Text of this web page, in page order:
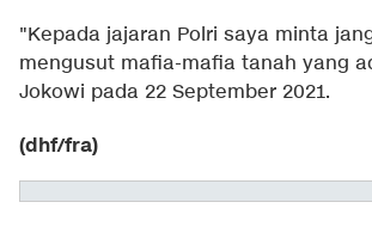
"Kepada jajaran Polri saya minta
mengusut mafia-mafia tanah yang
Jokowi pada 22 September 2021.
(dhf/fra)